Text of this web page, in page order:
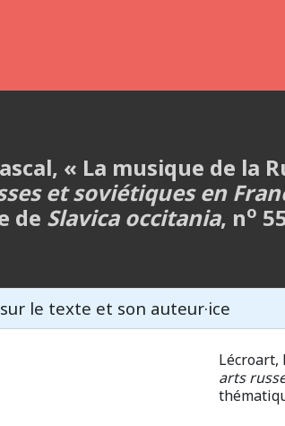
« La musique de la
et soviétiques en
de Slavica occitania, no
le texte et son auteur·ice
Lécroart,
arts